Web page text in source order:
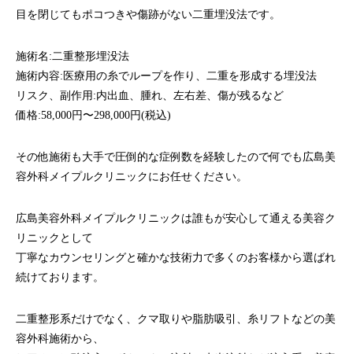
目を閉じてもポコつきや傷跡がない二重埋没法です。
施術名: 二重整形埋没法
施術内容:医療用の糸でループを作り、二重を形成する埋没法
リスク、副作用:内出血、腫れ、左右差、傷が残るなど
価格:58,000円〜298,000円(税込)
その他施術も大手で圧倒的な症例数を経験したので何でも広島美
容外科メイプルクリニックにお任せください。
広島美容外科メイプルクリニックは誰もが安心して通える美容ク
リニックとして
丁寧なカウンセリングと確かな技術力で多くのお客様から選ばれ
続けております。
二重整形系だけでなく、クマ取りや脂肪吸引、糸リフトなどの美
容外科施術から、